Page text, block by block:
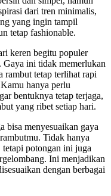
dari tren minimalis,
yang ingin tampil
tetap fashionable.
keren begitu populer
Gaya ini tidak memerlukan
rambut tetap terlihat rapi
hanya perlu
bentuknya tetap terjaga,
yang ribet setiap hari.
bisa menyesuaikan gaya
Tidak hanya
potongan ini juga
Ini menjadikan
dengan berbagai